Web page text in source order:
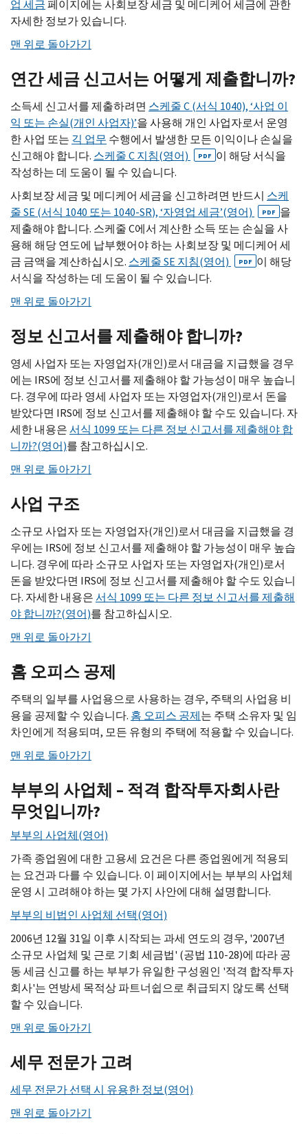
업 세금페이지에는 사회보장 세금 및 메디케어 세금에 관한
자세한 정보가 있습니다.
맨 위로 돌아가기
연간 세금 신고서는 어떻게 제출합니까?
소득세 신고서를 제출하려면 스케줄C(서식 1040), ‘사업 이
익 또는 손실(개인 사업자)’을 사용해 개인 사업자로서 운영
한 사업 또는 긱 업무 수행에서 발생한 모든 이익이나 손실을
신고해야 합니다. 스케줄C지침(영어) PDF 이 해당 서식을
작성하는 데 도움이 될 수 있습니다.
사회보장 세금 및 메디케어 세금을 신고하려면 반드시 스케
줄SE (서식 1040 또는 1040-SR), ‘자영업 세금’(영어) PDF 을
제출해야 합니다. 스케줄C에서 계산한 소득 또는 손실을 사
용해 해당 연도에 납부했어야 하는 사회보장 및 메디케어 세
금 금액을 계산하십시오. 스케줄SE 지침(영어) PDF 이 해당
서식을 작성하는 데 도움이 될 수 있습니다.
맨 위로 돌아가기
정보 신고서를 제출해야 합니까?
영세 사업자 또는 자영업자(개인)로서 대금을 지급했을 경우
에는 IRS에 정보 신고서를 제출해야 할 가능성이 매우 높습니
다. 경우에 따라 영세 사업자 또는 자영업자(개인)로서 돈을
받았다면 IRS에 정보 신고서를 제출해야 할 수도 있습니다. 자
세한 내용은서식 1099 또는 다른 정보 신고서를 제출해야 합
니까?(영어)를 참고하십시오.
맨 위로 돌아가기
사업 구조
소규모 사업자 또는 자영업자(개인)로서 대금을 지급했을 경
우에는 IRS에 정보 신고서를 제출해야 할 가능성이 매우 높습
니다. 경우에 따라 소규모 사업자 또는 자영업자(개인)로서
돈을 받았다면 IRS에 정보 신고서를 제출해야 할 수도 있습니
다. 자세한 내용은서식 1099 또는 다른 정보 신고서를 제출해
야 합니까?(영어)를 참고하십시오.
맨 위로 돌아가기
홈 오피스 공제
주택의 일부를 사업용으로 사용하는 경우, 주택의 사업용 비
용을 공제할 수 있습니다. 홈 오피스 공제는 주택 소유자 및 임
차인에게 적용되며, 모든 유형의 주택에 적용할 수 있습니다.
맨 위로 돌아가기
부부의 사업체 – 적격 합작투자회사란
무엇입니까?
부부의 사업체(영어)
가족 종업원에 대한 고용세 요건은 다른 종업원에게 적용되
는 요건과 다를 수 있습니다. 이 페이지에서는 부부의 사업체
운영 시 고려해야 하는 몇 가지 사안에 대해 설명합니다.
부부의 비법인 사업체 선택(영어)
2006년 12월 31일 이후 시작되는 과세 연도의 경우, '2007년
소규모 사업체 및 근로 기회 세금법' (공법 110-28)에 따라 공
동 세금 신고를 하는 부부가 유일한 구성원인 '적격 합작투자
회사'는 연방세 목적상 파트너쉽으로 취급되지 않도록 선택
할 수 있습니다.
맨 위로 돌아가기
세무 전문가 고려
세무 전문가 선택 시 유용한 정보(영어)
맨 위로 돌아가기